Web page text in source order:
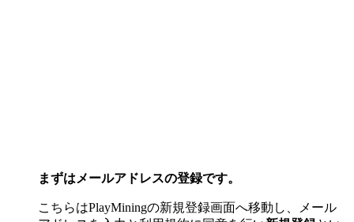
まずはメールアドレスの登録です。
こちらはPlayMiningの新規登録画面へ移動し、メール